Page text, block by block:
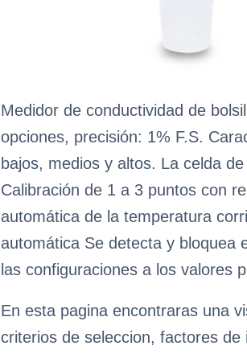
Medidor de conductividad de
opciones, precisión: 1% F.S.
bajos, medios y altos. La celda
Calibración de 1 a 3 puntos con
automática de la temperatura
automática Se detecta y bloquea
las configuraciones a los valores
En esta pagina encontraras una
criterios de seleccion, factores